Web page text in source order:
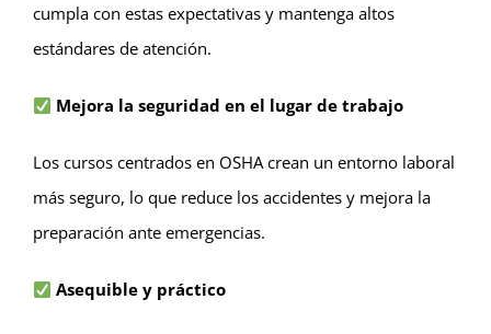
cumpla con estas expectativas y mantenga altos
estándares de atención.
Mejora la seguridad en el lugar de trabajo
Los cursos centrados en OSHA crean un entorno laboral
más seguro, lo que reduce los accidentes y mejora la
preparación ante emergencias.
Asequible y práctico